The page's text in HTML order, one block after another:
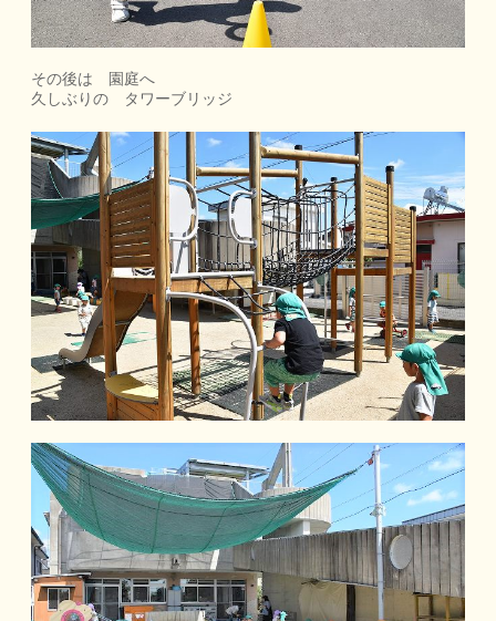
その後は 園庭へ
久しぶりの タワーブリッジ